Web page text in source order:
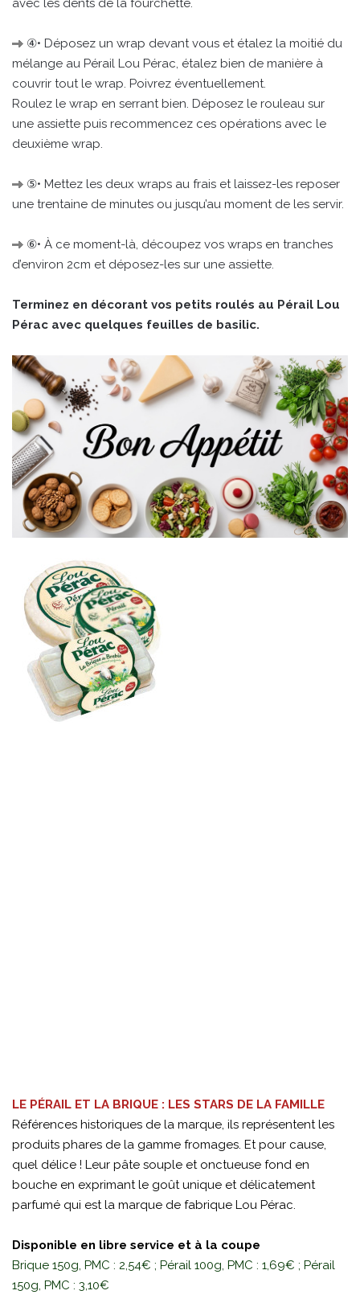
④• Déposez un wrap devant vous et étalez la moitié du
mélange au Pérail Lou Pérac, étalez bien de manière à
couvrir tout le wrap. Poivrez éventuellement.
Roulez le wrap en serrant bien. Déposez le rouleau sur
une assiette puis recommencez ces opérations avec le
deuxième wrap.
⑤• Mettez les deux wraps au frais et laissez-les reposer
une trentaine de minutes ou jusqu’au moment de les servir.
⑥• À ce moment-là, découpez vos wraps en tranches
d’environ 2cm et déposez-les sur une assiette.
Terminez en décorant vos petits roulés au Pérail Lou
Pérac avec quelques feuilles de basilic.
LE PÉRAIL ET LA BRIQUE : LES STARS DE LA FAMILLE
Références historiques de la marque, ils représentent les
produits phares de la gamme fromages. Et pour cause,
quel délice ! Leur pâte souple et onctueuse fond en
bouche en exprimant le goût unique et délicatement
parfumé qui est la marque de fabrique Lou Pérac.
Disponible en libre service et à la coupe
Brique 150g, PMC : 2,54€ ; Pérail 100g, PMC : 1,69€ ; Pérail
150g, PMC : 3,10€